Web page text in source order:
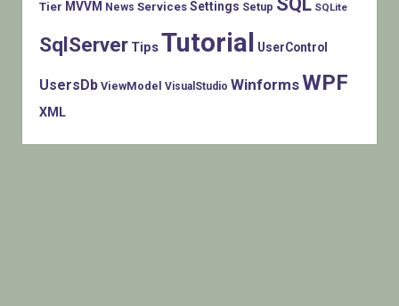
Tier MVVM News Services Settings Setup SQLite
SqlServer TipsTutorial UserControl
UsersDb ViewModel VisualStudio WinformsWPF
XML